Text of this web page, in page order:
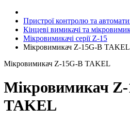
Пристрої контролю та
Кінцеві вимикачі та
Мікровимикачі серії Z-15
Мікровимикач Z-15G-B TAKEL
Мікровимикач Z-15G-B TAKEL
Мікровимикач
TAKEL